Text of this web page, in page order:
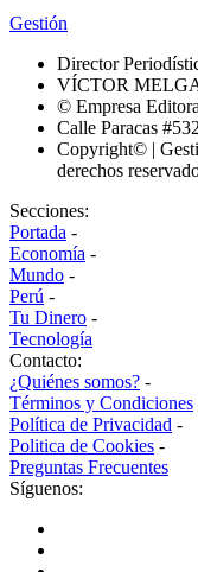
Gestión
Director
VÍCTOR
© Empresa
Calle Paracas
Copyright© |
derechos
Secciones:
Portada -
Economía -
Mundo -
Perú -
Tu Dinero -
Tecnología
Contacto:
¿Quiénes somos? -
Términos y Condiciones
Política de Privacidad -
Politica de Cookies -
Preguntas Frecuentes
Síguenos: